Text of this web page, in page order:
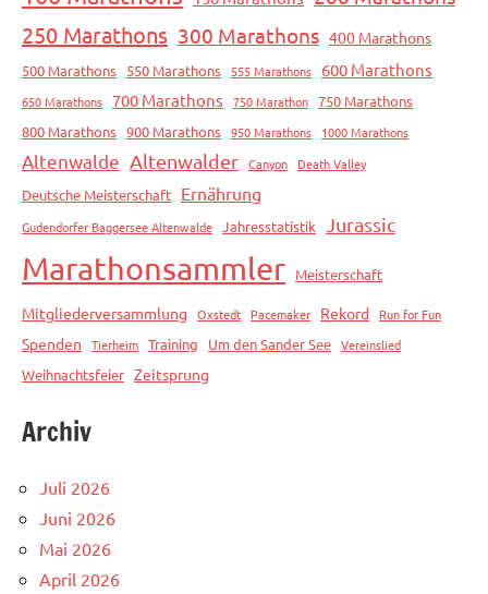
250 Marathons 300 Marathons 400 Marathons
500 Marathons 550 Marathons 555 Marathons 600 Marathons
650 Marathons 700 Marathons 750 Marathon 750 Marathons
800 Marathons 900 Marathons 950 Marathons 1000 Marathons
Altenwalde Altenwalder Canyon Death Valley
Deutsche Meisterschaft Ernährung
Gudendorfer Baggersee Altenwalde Jahresstatistik Jurassic
Marathonsammler Meisterschaft
Mitgliederversammlung Oxstedt Pacemaker Rekord Run for Fun
Spenden Tierheim Training Um den Sander See Vereinslied
Weihnachtsfeier Zeitsprung
Archiv
Juli 2026
Juni 2026
Mai 2026
April 2026